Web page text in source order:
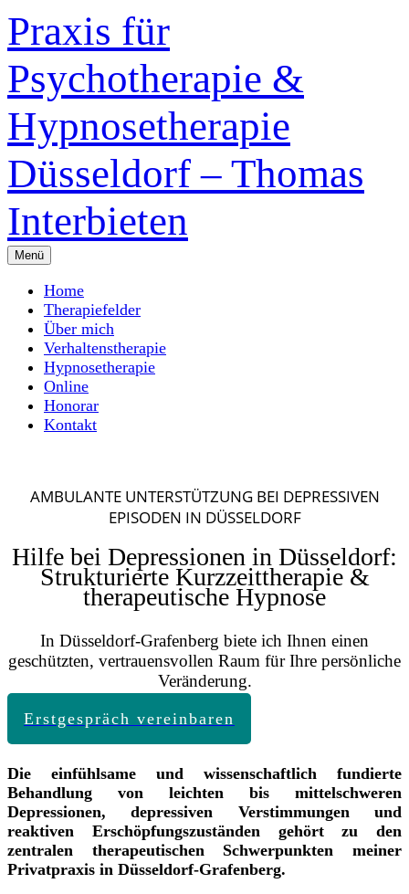
Zum
Inhalt
überspringen
Praxis für
Psychotherapie &
Hypnosetherapie
Düsseldorf – Thomas
Interbieten
Menü
Home
Therapiefelder
Über mich
Verhaltenstherapie
Hypnosetherapie
Online
Honorar
Kontakt
AMBULANTE UNTERSTÜTZUNG BEI DEPRESSIVEN
EPISODEN IN DÜSSELDORF
Hilfe bei Depressionen in Düsseldorf:
Strukturierte Kurzzeittherapie &
therapeutische Hypnose
In Düsseldorf-Grafenberg biete ich Ihnen einen
geschützten, vertrauensvollen Raum für Ihre persönliche
Veränderung.
Erstgespräch vereinbaren
Die einfühlsame und wissenschaftlich fundierte
Behandlung von leichten bis mittelschweren
Depressionen, depressiven Verstimmungen und
reaktiven Erschöpfungszuständen gehört zu den
zentralen therapeutischen Schwerpunkten meiner
Privatpraxis in Düsseldorf-Grafenberg.